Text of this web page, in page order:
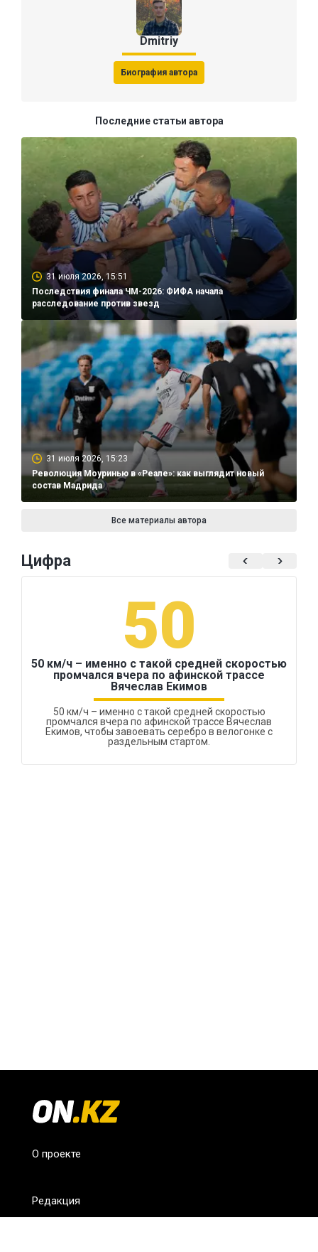
Dmitriy
Биография автора
Последние статьи автора
31 июля 2026, 15:51
Последствия финала ЧМ-2026: ФИФА начала
расследование против звезд
31 июля 2026, 15:23
Революция Моуринью в «Реале»: как выглядит новый
состав Мадрида
Все материалы автора
Цифра
50
50 км/ч – именно с такой средней скоростью
промчался вчера по афинской трассе
Вячеслав Екимов
50 км/ч – именно с такой средней скоростью
промчался вчера по афинской трассе Вячеслав
Екимов, чтобы завоевать серебро в велогонке с
раздельным стартом.
О проекте
Редакция